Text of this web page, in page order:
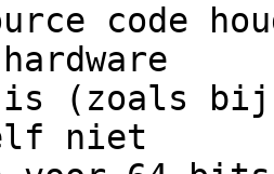
code
(zoals bij
niet